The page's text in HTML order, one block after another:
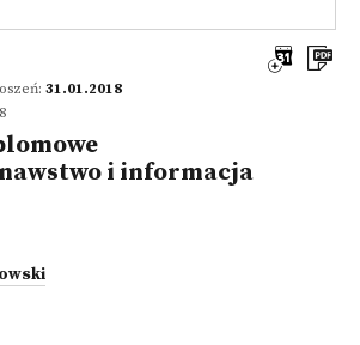
31.01.2018
i informacja